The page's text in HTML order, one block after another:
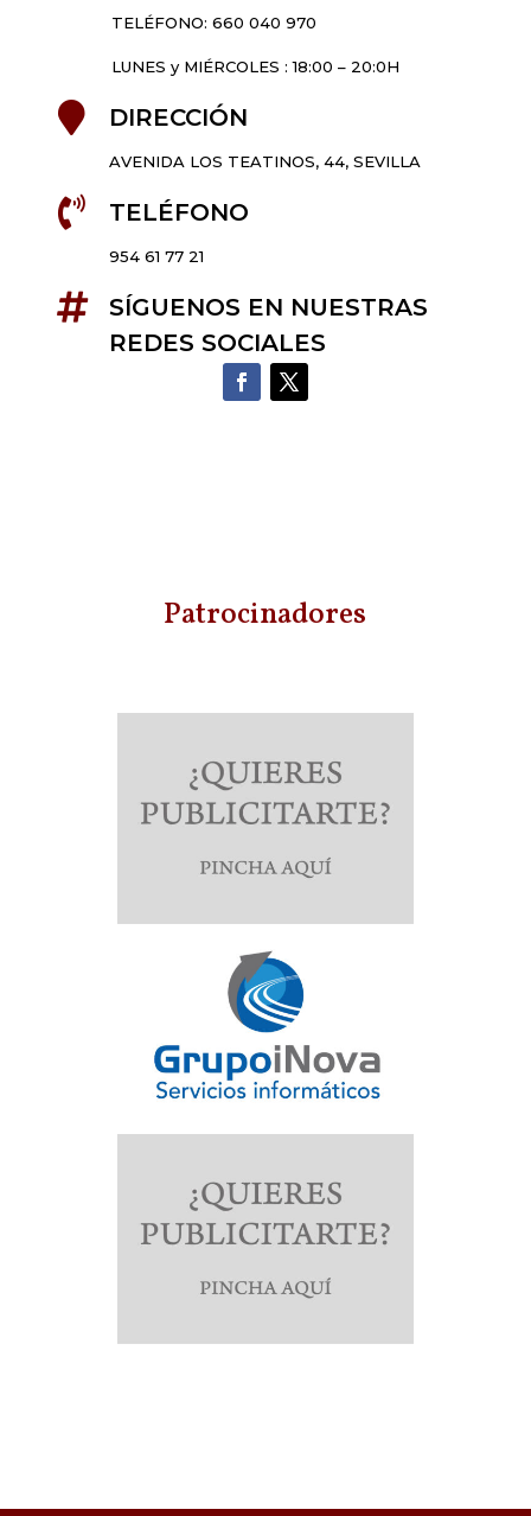
TELÉFONO: 660 040 970
LUNES y MIÉRCOLES : 18:00 – 20:0H
 DIRECCIÓN
AVENIDA LOS TEATINOS, 44, SEVILLA
 TELÉFONO
954 61 77 21

SÍGUENOS EN NUESTRAS
REDES SOCIALES
Patrocinadores